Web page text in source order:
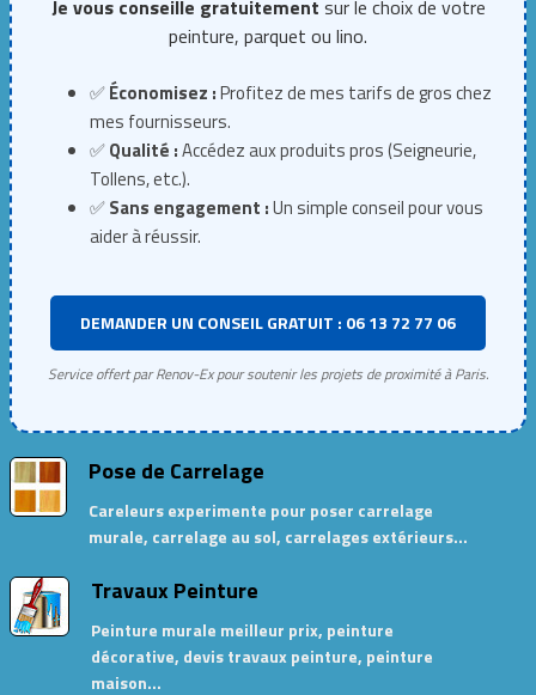
Je vous conseille gratuitement sur le choix de votre
peinture, parquet ou lino.
✅Économisez :Profitez de mes tarifs de gros chez
mes fournisseurs.
✅Qualité :Accédez aux produits pros (Seigneurie,
Tollens, etc.).
✅Sans engagement :Un simple conseil pour vous
aider à réussir.
DEMANDER UN CONSEIL GRATUIT : 06 13 72 77 06
Service offert par Renov-Ex pour soutenir les projets de proximité à Paris.
Pose de Carrelage
Careleurs experimente pour poser carrelage
murale, carrelage au sol, carrelages extérieurs…
Travaux Peinture
Peinture murale meilleur prix, peinture
décorative, devis travaux peinture, peinture
maison…